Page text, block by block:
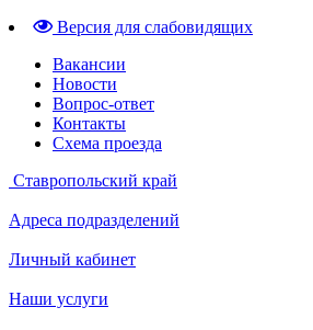
Версия для слабовидящих
Вакансии
Новости
Вопрос-ответ
Контакты
Схема проезда
Ставропольский край
Адреса подразделений
Личный кабинет
Наши услуги